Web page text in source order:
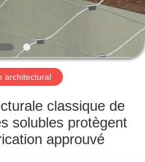
architectural
classique de
solubles protègent
approuvé